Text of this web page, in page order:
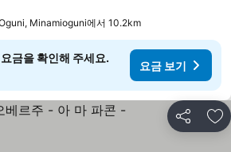
Minamioguni에서 10.2km
금을 확인해 주세요.
요금 보기
공유 즐